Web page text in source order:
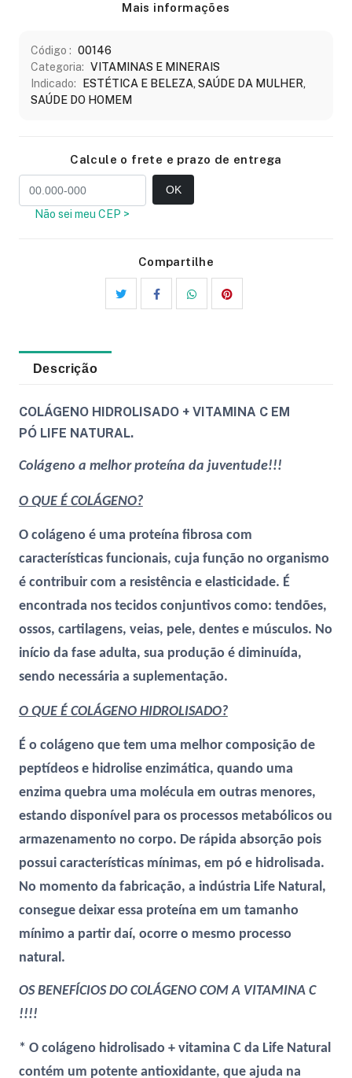
Mais informações
Código : 00146
Categoria: VITAMINAS E MINERAIS
Indicado:
ESTÉTICA E BELEZA, SAÚDE DA MULHER,
SAÚDE DO HOMEM
Calcule o frete e prazo de entrega
Não sei meu CEP >
OK
Compartilhe
Descrição
COLÁGENO HIDROLISADO + VITAMINA C EM
PÓ LIFE NATURAL.
Colágeno a melhor proteína da juventude!!!
O QUE É COLÁGENO?
O colágeno é uma proteína fibrosa com
características funcionais, cuja função no organismo
é contribuir com a resistência e elasticidade. É
encontrada nos tecidos conjuntivos como: tendões,
ossos, cartilagens, veias, pele, dentes e músculos. No
início da fase adulta, sua produção é diminuída,
sendo necessária a suplementação.
O QUE É COLÁGENO HIDROLISADO?
É o colágeno que tem uma melhor composição de
peptídeos e hidrolise enzimática, quando uma
enzima quebra uma molécula em outras menores,
estando disponível para os processos metabólicos ou
armazenamento no corpo. De rápida absorção pois
possui características mínimas, em pó e hidrolisada.
No momento da fabricação, a indústria Life Natural,
consegue deixar essa proteína em um tamanho
mínimo a partir daí, ocorre o mesmo processo
natural.
OS BENEFÍCIOS DO COLÁGENO COM A VITAMINA C
!!!!
* O colágeno hidrolisado + vitamina C da Life Natural
contém um potente antioxidante, que ajuda na